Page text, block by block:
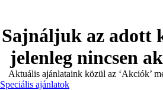
Sajnáljuk az adott
jelenleg nincsen
Aktuális ajánlataink közül az ‘Akciók’
Speciális ajánlatok